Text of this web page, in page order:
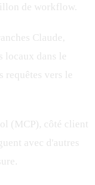
de workflow.
Claude,
locaux dans le
requêtes vers le
(MCP), côté client
avec d'autres